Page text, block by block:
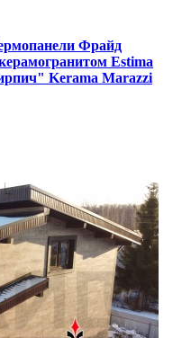
Фрайд
Estima
Kerama Marazzi